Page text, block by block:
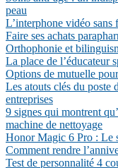
peau
L’interphone vidéo sans
Faire ses achats
Orthophonie et
La place de l’éducateur
Options de mutuelle
Les atouts clés du poste
entreprises
9 signes qui montrent
machine de nettoyage
Honor Magic 6 Pro : Le
Comment rendre
Test de personnalité 4